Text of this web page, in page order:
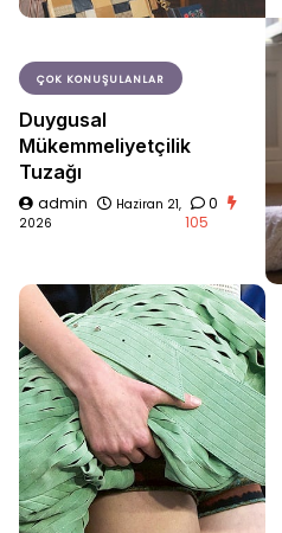
ÇOK KONUŞULANLAR
Duygusal
Mükemmeliyetçilik
Tuzağı
admin
Haziran 21,
2026
0
105